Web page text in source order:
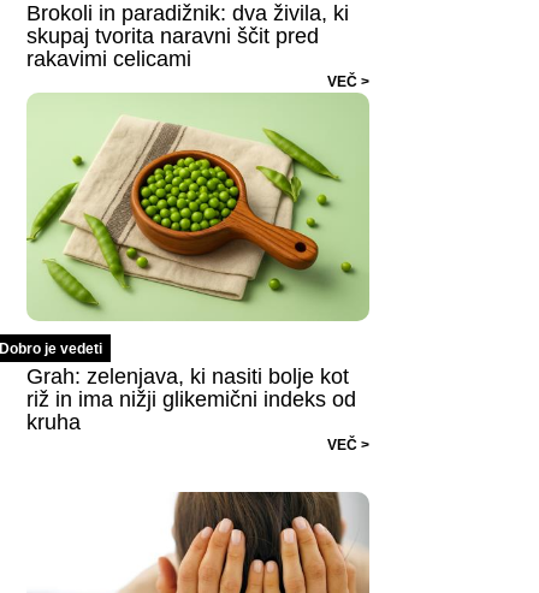
Brokoli in paradižnik: dva živila, ki
skupaj tvorita naravni ščit pred
rakavimi celicami
VEČ >
Dobro je vedeti
Grah: zelenjava, ki nasiti bolje kot
riž in ima nižji glikemični indeks od
kruha
VEČ >